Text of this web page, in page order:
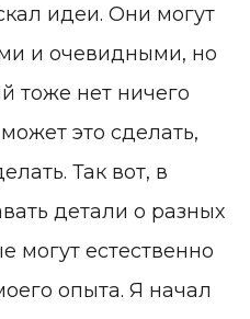
идеи. Они могут
и очевидными, но
тоже нет ничего
это сделать,
Так вот, в
детали о разных
могут естественно
опыта. Я начал